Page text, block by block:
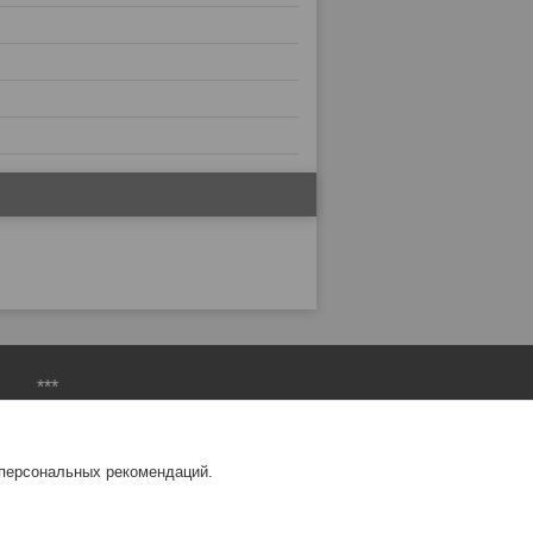
***
Вулканизаторы и комплектующие
рекомендаций.